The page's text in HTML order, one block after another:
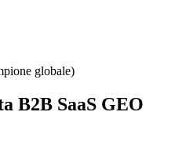
globale)
B2B SaaS GEO